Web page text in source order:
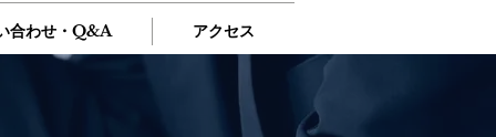
合わせ・Q&A アクセス